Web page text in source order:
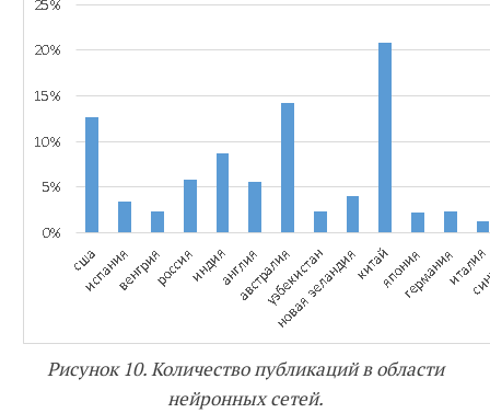
Рисунок 10. Количество публикаций в области
нейронных сетей.